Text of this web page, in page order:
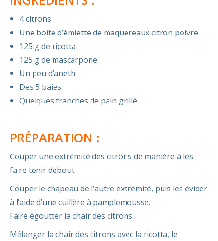
4 citrons
Une boite d’émietté de maquereaux citron poivre
125 g de ricotta
125 g de mascarpone
Un peu d’aneth
Des 5 baies
Quelques tranches de pain grillé
PRÉPARATION :
Couper une extrémité des citrons de manière à les
faire tenir debout.
Couper le chapeau de l’autre extrémité, puis les évider
à l’aide d’une cuillère à pamplemousse.
Faire égoutter la chair des citrons.
Mélanger la chair des citrons avec la ricotta, le